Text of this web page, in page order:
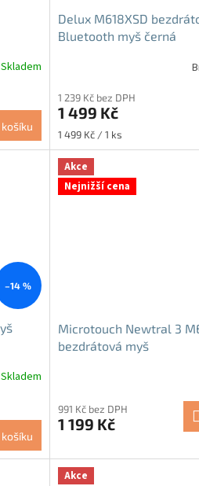
Skladem
košíku
Delux M618XSD
Bluetooth myš černá
produktu
je
4,8
5
hvězdiček.
1 239 Kč bez DPH
1 499 Kč
Měrná
cena:
1 499 Kč / 1 ks
–14 %
Skladem
košíku
Akce
Nejnižší cena
Microtouch Newtral 3
bezdrátová myš
991 Kč bez DPH
1 199 Kč
Akce